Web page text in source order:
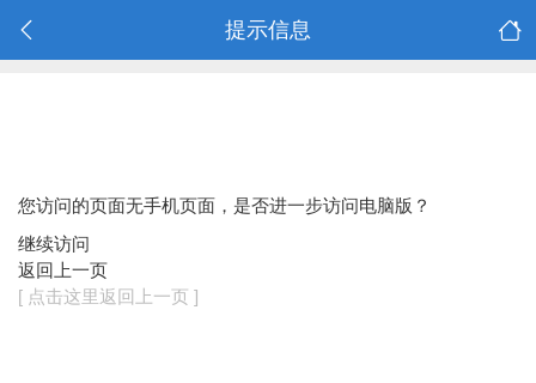
提示信息
您访问的页面无手机页面，是否进一步访问电脑版？
继续访问
返回上一页
[ 点击这里返回上一页 ]